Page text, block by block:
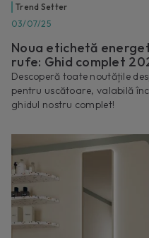
Trend Setter
03/07/25
Noua etichetă
rufe: Ghid complet
Descoperă toate noutățile
pentru uscătoare, valabilă
ghidul nostru complet!